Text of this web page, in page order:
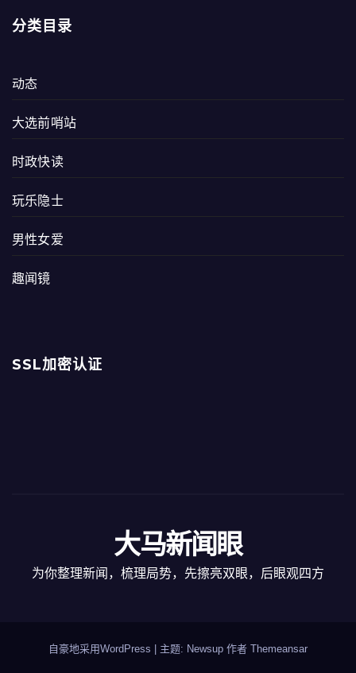
分类目录
动态
大选前哨站
时政快读
玩乐隐士
男性女爱
趣闻镜
SSL加密认证
大马新闻眼
为你整理新闻，梳理局势，先擦亮双眼，后眼观四方
自豪地采用WordPress 主题: Newsup 作者 Themeansar